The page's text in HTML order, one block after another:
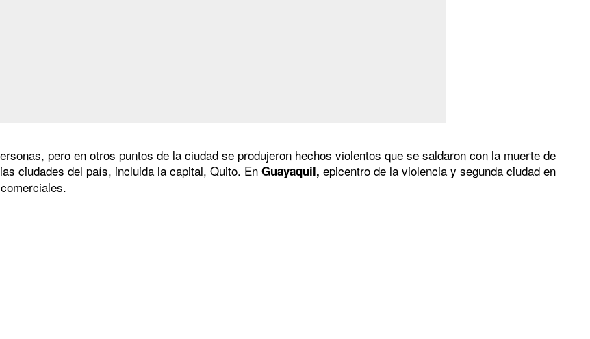
pero en otros puntos de la ciudad se produjeron hechos violentos que se saldaron con la muerte de
ciudades del país, incluida la capital, Quito. En Guayaquil, epicentro de la violencia y segunda ciudad en